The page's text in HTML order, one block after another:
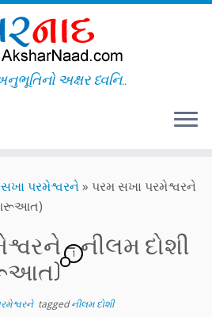
અક્ષર ધ્વનિ..
પરમેશ્વરને» પરમ સખા પરમેશ્વરને
શરૂઆત)
– નીલમ દોશી
1
taggedનીલમ દોશી